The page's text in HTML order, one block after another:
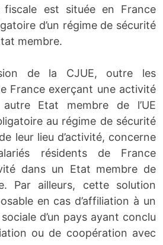
est située en France
d’un régime de sécurité
membre.
de la CJUE, outre les
France exerçant une activité
Etat membre de l’UE
au régime de sécurité
leur lieu d’activité, concerne
résidents de France
dans un Etat membre de
Par ailleurs, cette solution
en cas d’affiliation à un
d’un pays ayant conclu
ou de coopération avec